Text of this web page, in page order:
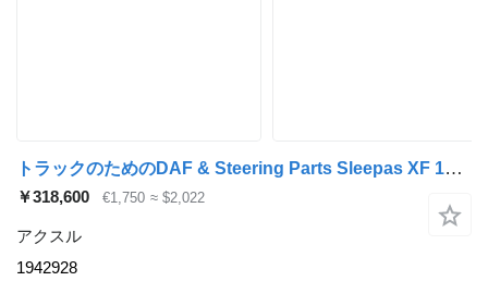
トラックのためのDAF & Steering Parts Sleepas XF 106 1942928 アクスル
￥318,600 €1,750 ≈ $2,022
アクスル
1942928